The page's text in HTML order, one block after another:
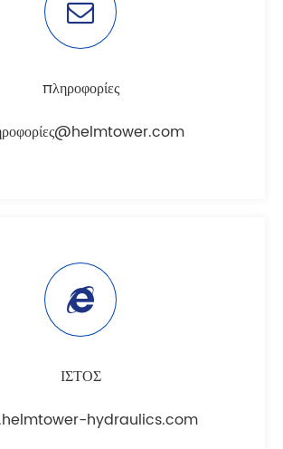
πληροφορίες
ΙΣΤΟΣ
hydraulics.com